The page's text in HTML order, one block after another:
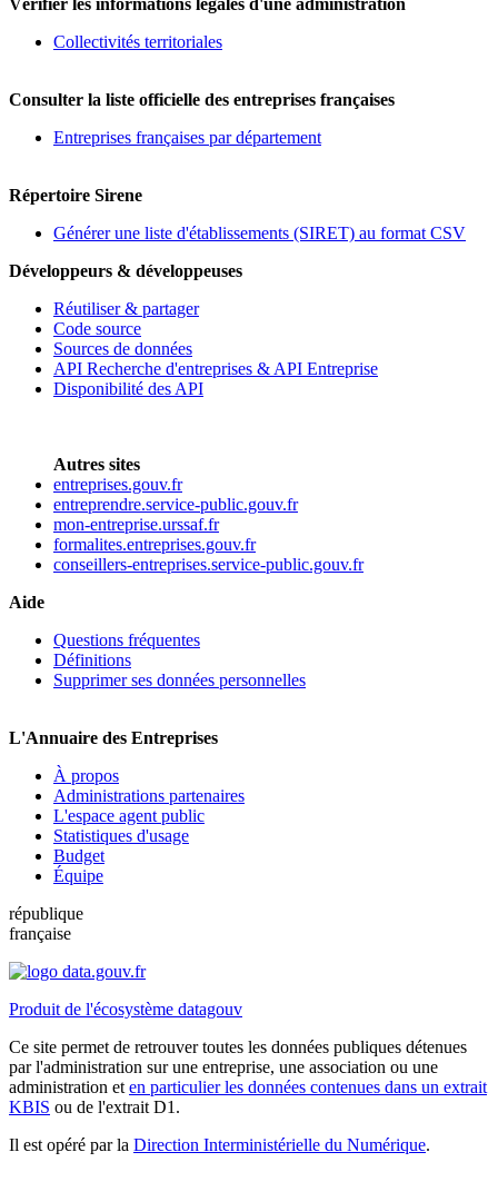
Vérifier les informations légales d'une administration
Collectivités territoriales
Consulter la liste officielle des entreprises françaises
Entreprises françaises par département
Répertoire Sirene
Générer une liste d'établissements (SIRET) au format CSV
Développeurs & développeuses
Réutiliser & partager
Code source
Sources de données
API Recherche d'entreprises & API Entreprise
Disponibilité des API
Autres sites
entreprises.gouv.fr
entreprendre.service-public.gouv.fr
mon-entreprise.urssaf.fr
formalites.entreprises.gouv.fr
conseillers-entreprises.service-public.gouv.fr
Aide
Questions fréquentes
Définitions
Supprimer ses données personnelles
L'Annuaire des Entreprises
À propos
Administrations partenaires
L'espace agent public
Statistiques d'usage
Budget
Équipe
république
française
Produit de l'écosystème datagouv
Ce site permet de retrouver toutes les données publiques détenues
par l'administration sur une entreprise, une association ou une
administration et en particulier les données contenues dans un extrait
KBIS ou de l'extrait D1.
Il est opéré par la Direction Interministérielle du Numérique.